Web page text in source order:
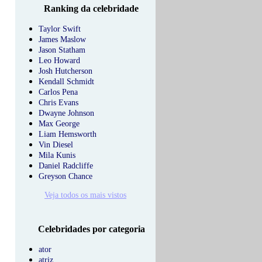
Ranking da celebridade
Taylor Swift
James Maslow
Jason Statham
Leo Howard
Josh Hutcherson
Kendall Schmidt
Carlos Pena
Chris Evans
Dwayne Johnson
Max George
Liam Hemsworth
Vin Diesel
Mila Kunis
Daniel Radcliffe
Greyson Chance
Veja todos os mais vistos
Celebridades por categoria
ator
atriz